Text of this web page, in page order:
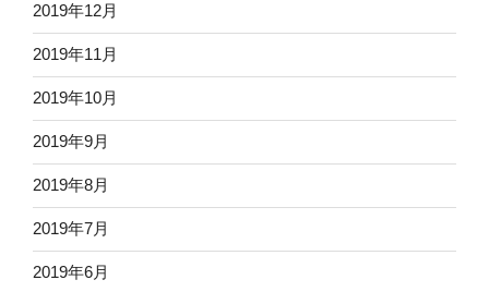
2019年12月
2019年11月
2019年10月
2019年9月
2019年8月
2019年7月
2019年6月